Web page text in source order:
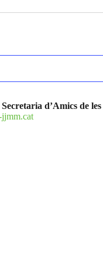
Secretaria d’Amics de
jjmm.cat